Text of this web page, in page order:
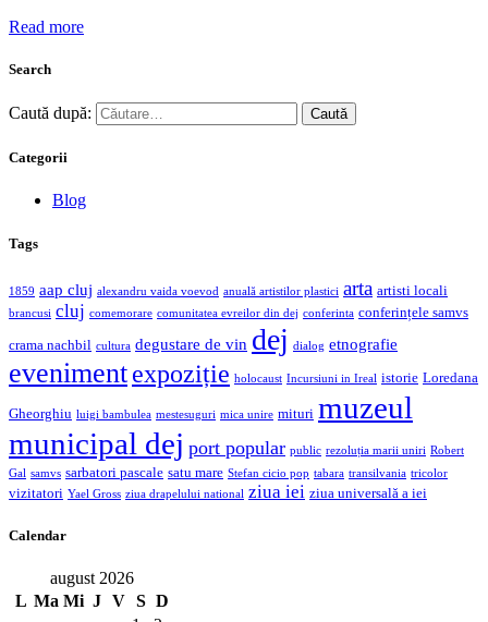
Read more
Search
Caută după:
Categorii
Blog
Tags
1859 aap cluj alexandru vaida voevod anuală artistilor plastici arta artisti locali
brancusi cluj comemorare comunitatea evreilor din dej conferinta conferințele samvs
crama nachbil cultura degustare de vin dej dialog etnografie
evenimentexpoziție holocaust Incursiuni in Ireal istorie Loredana
Gheorghiu luigi bambulea mestesuguri mica unire mituri muzeul
municipal dej port popular public rezoluția marii uniri Robert
Gal samvs sarbatori pascale satu mare Stefan cicio pop tabara transilvania tricolor
vizitatori Yael Gross ziua drapelului national ziua iei ziua universală a iei
Calendar
august 2026
L Ma Mi J V S D